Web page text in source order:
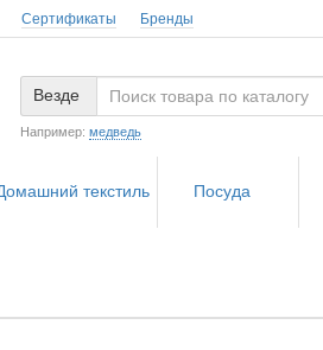
Сертификаты Бренды
Везде
Например: медведь
текстиль Посуда